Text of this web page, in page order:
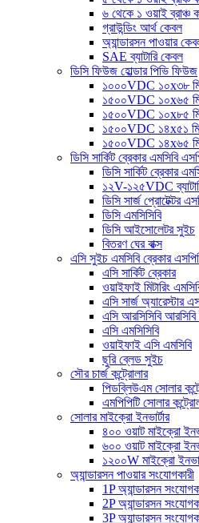
৬ থেকে ১ ওয়াই ব্রাঞ্চ
গ্রাউন্ডিং আর্থ কেবল
অ্যান্ডারসন পাওয়ার
SAE ব্যাটারি কেবল
ডিসি ফিউজ হোল্ডার পিভি ফিউজ
১০০০VDC ১০x৩৮
১৫০০VDC ১০x৬৫
১৫০০VDC ১০x৮৫
১৫০০VDC ১৪x৫১
১৫০০VDC ১৪x৬৫
ডিসি সার্কিট ব্রেকার এমসিবি
ডিসি সার্কিট ব্রেকার
১২V-১২৫VDC
ডিসি সার্জ প্রোটেক্টর
ডিসি এমসিসিবি
ডিসি আইসোলেটর সুইচ
বিতরণ ঘের বাক্স
এসি সুইচ এমসিবি ব্রেকার
এসি সার্কিট ব্রেকার
ওয়াইফাই মিটারিং
এসি সার্জ অ্যারেস্টার
এসি আরসিসিবি
এসি এমসিসিবি
ওয়াইফাই এসি এমসিবি
ছুরি ব্লেড সুইচ
সৌর চার্জ কন্ট্রোলার
পিডব্লিউএম সোলার
এমপিপিটি সোলার
সোলার মাইক্রো ইনভার্টার
৪০০ ওয়াট মাইক্রো
৬০০ ওয়াট মাইক্রো
১২০০W মাইক্রো
অ্যান্ডারসন পাওয়ার সংযোগকারী
1P অ্যান্ডারসন
2P অ্যান্ডারসন
3P অ্যান্ডারসন